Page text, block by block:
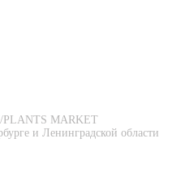
MARKET
и Ленинградской области